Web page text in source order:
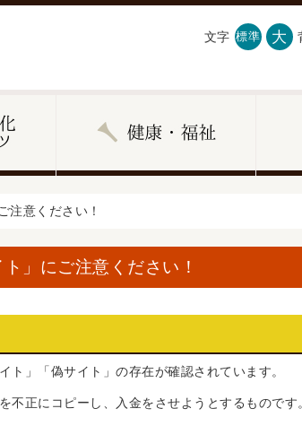
文字 標準 大
注意ください！
」にご注意ください！
」「偽サイト」の存在が確認されています。
正にコピーし、入金をさせようとするものです